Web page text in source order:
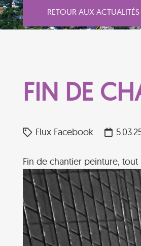
RETOUR AUX ACTUALITÉS
FIN DE
Flux Facebook
Fin de chantier peinture,